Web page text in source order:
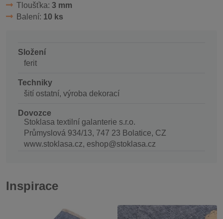
Tloušťka: 3 mm
Balení: 10 ks
Složení
ferit
Techniky
šití ostatní, výroba dekorací
Dovozce
Stoklasa textilní galanterie s.r.o.
Průmyslová 934/13, 747 23 Bolatice, CZ
www.stoklasa.cz, eshop@stoklasa.cz
Inspirace